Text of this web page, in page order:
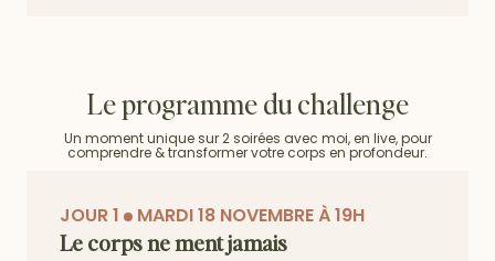
Le programme du challenge
Un moment unique sur 2 soirées avec moi, en live, pour
comprendre & transformer votre corps en profondeur.
JOUR 1 MARDI 18 NOVEMBRE À 19H
Le corps ne ment jamais